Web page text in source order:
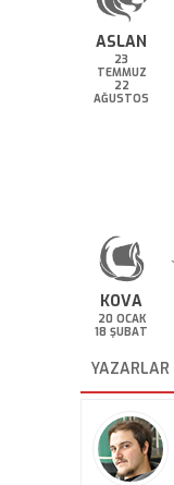
ASLAN
23
TEMMUZ
22
AĞUSTOS
KOVA
20 OCAK
18 ŞUBAT
YAZARLAR